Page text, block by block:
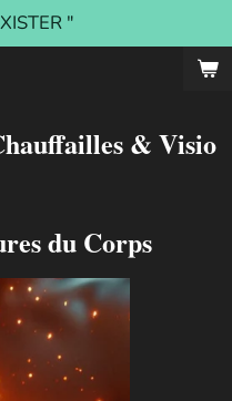
"
& Visio
du Corps